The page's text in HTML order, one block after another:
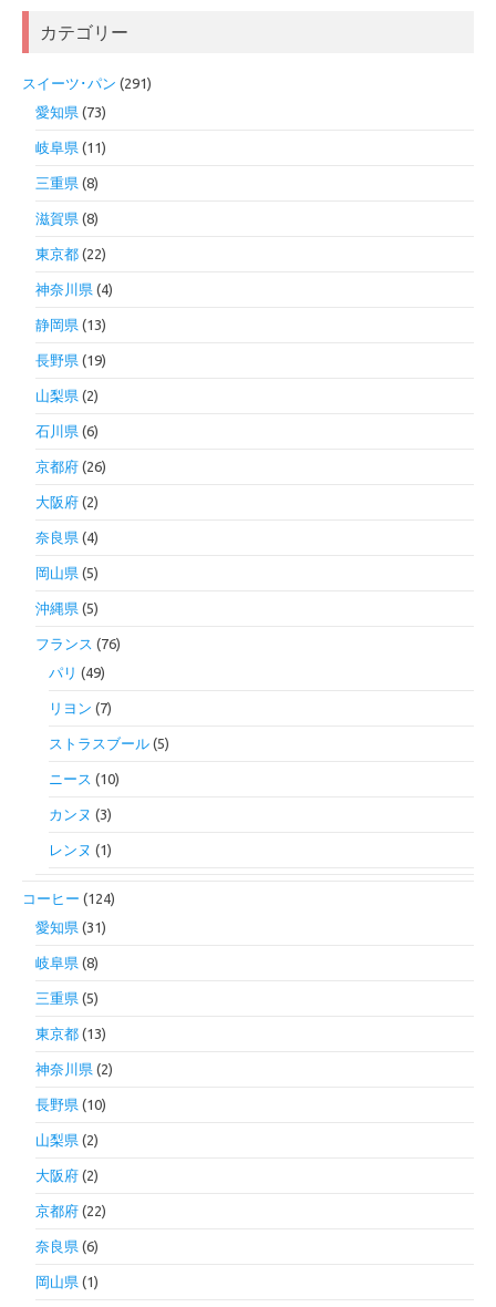
カテゴリー
スイーツ･パン (291)
愛知県 (73)
岐阜県 (11)
三重県 (8)
滋賀県 (8)
東京都 (22)
神奈川県 (4)
静岡県 (13)
長野県 (19)
山梨県 (2)
石川県 (6)
京都府 (26)
大阪府 (2)
奈良県 (4)
岡山県 (5)
沖縄県 (5)
フランス (76)
パリ (49)
リヨン (7)
ストラスブール (5)
ニース (10)
カンヌ (3)
レンヌ (1)
コーヒー (124)
愛知県 (31)
岐阜県 (8)
三重県 (5)
東京都 (13)
神奈川県 (2)
長野県 (10)
山梨県 (2)
大阪府 (2)
京都府 (22)
奈良県 (6)
岡山県 (1)